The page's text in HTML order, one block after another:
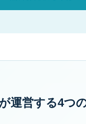
運営する4つ